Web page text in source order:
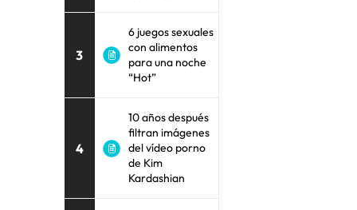
3
6 juegos sexuales
con alimentos
para una noche
“Hot”
4
10 años después
filtran imágenes
del vídeo porno
de Kim
Kardashian